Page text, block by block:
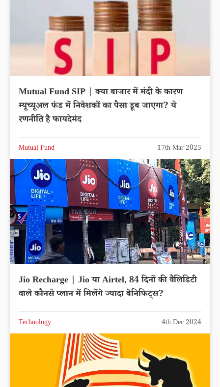
Mutual Fund SIP | क्या बाजार में मंदी के कारण
म्यूच्यूअल फंड में निवेशकों का पैसा डूब जाएगा? ये
रणनीति है फायदेमंद
Mutual Fund 17th Mar 2025
Jio Recharge | Jio या Airtel, 84 दिनों की वैलिडिटी
वाले कौनसे प्लान में मिलेंगे ज्यादा बेनिफिट्स?
Technology 4th Dec 2024